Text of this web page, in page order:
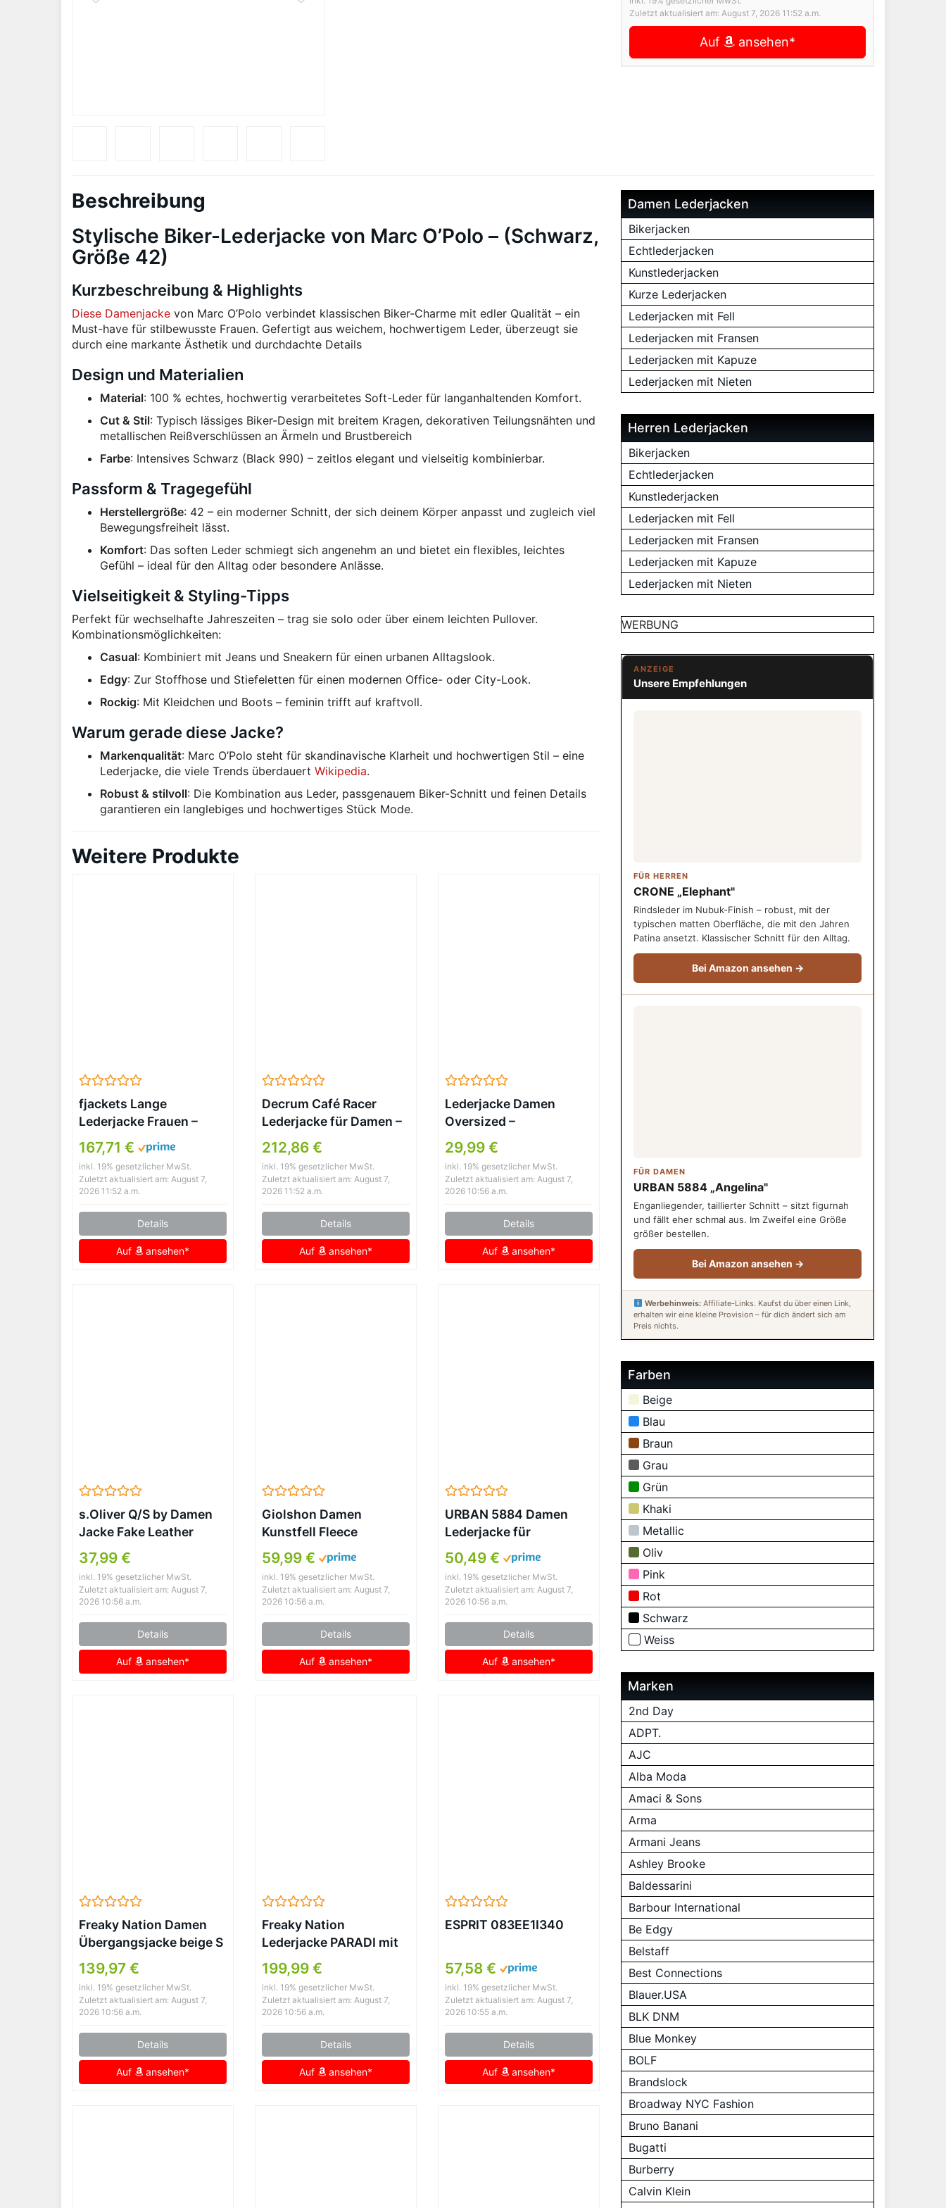
Zuletzt aktualisiert am: August 7, 2026 11:52 a.m.
Auf ansehen*
Beschreibung
Stylische Biker-Lederjacke von Marc O’Polo – (Schwarz,
Größe 42)
Kurzbeschreibung & Highlights
Diese Damenjacke von Marc O’Polo verbindet klassischen Biker-Charme mit edler Qualität – ein
Must-have für stilbewusste Frauen. Gefertigt aus weichem, hochwertigem Leder, überzeugt sie
durch eine markante Ästhetik und durchdachte Details
Design und Materialien
Material: 100 % echtes, hochwertig verarbeitetes Soft-Leder für langanhaltenden Komfort.
Cut & Stil: Typisch lässiges Biker-Design mit breitem Kragen, dekorativen Teilungsnähten und
metallischen Reißverschlüssen an Ärmeln und Brustbereich
Farbe: Intensives Schwarz (Black 990) – zeitlos elegant und vielseitig kombinierbar.
Passform & Tragegefühl
Herstellergröße: 42 – ein moderner Schnitt, der sich deinem Körper anpasst und zugleich viel
Bewegungsfreiheit lässt.
Komfort: Das soften Leder schmiegt sich angenehm an und bietet ein flexibles, leichtes
Gefühl – ideal für den Alltag oder besondere Anlässe.
Vielseitigkeit & Styling-Tipps
Perfekt für wechselhafte Jahreszeiten – trag sie solo oder über einem leichten Pullover.
Kombinationsmöglichkeiten:
Casual: Kombiniert mit Jeans und Sneakern für einen urbanen Alltagslook.
Edgy: Zur Stoffhose und Stiefeletten für einen modernen Office- oder City-Look.
Rockig: Mit Kleidchen und Boots – feminin trifft auf kraftvoll.
Warum gerade diese Jacke?
Markenqualität: Marc O’Polo steht für skandinavische Klarheit und hochwertigen Stil – eine
Lederjacke, die viele Trends überdauert Wikipedia.
Robust & stilvoll: Die Kombination aus Leder, passgenauem Biker-Schnitt und feinen Details
garantieren ein langlebiges und hochwertiges Stück Mode.
Weitere Produkte
fjackets Lange
Lederjacke Frauen –
Echtes Lammfell Leder
Motorradjacke & Mäntel
für Damen, Victoria
Brown, L
167,71 €
inkl. 19% gesetzlicher MwSt.
Zuletzt aktualisiert am: August 7,
2026 11:52 a.m.
Details
Auf ansehen*
Decrum Café Racer
Lederjacke für Damen –
Lammleder, Schwarz
212,86 €
inkl. 19% gesetzlicher MwSt.
Zuletzt aktualisiert am: August 7,
2026 11:52 a.m.
Details
Auf ansehen*
Lederjacke Damen
Oversized –
Motorradjacke
Lederoptik
Softshelljacke
Winddicht
Übergangsjacke
Reverskragen
Sweatjacke Hip Hop
Bikejacke Festlich
29,99 €
inkl. 19% gesetzlicher MwSt.
Zuletzt aktualisiert am: August 7,
2026 10:56 a.m.
Details
Auf ansehen*
s.Oliver Q/S by Damen
Jacke Fake Leather
GREY/BLACK M
37,99 €
inkl. 19% gesetzlicher MwSt.
Zuletzt aktualisiert am: August 7,
2026 10:56 a.m.
Details
Auf ansehen*
Giolshon Damen
Kunstfell Fleece
Kurzmantel Warmer
Flauschiger
Herbstmantel Zottelige
Modische Weiche
Oberbekleidung 3671
Schwarz L
59,99 €
inkl. 19% gesetzlicher MwSt.
Zuletzt aktualisiert am: August 7,
2026 10:56 a.m.
Details
Auf ansehen*
URBAN 5884 Damen
Lederjacke für
Übergrößen KATE,
Mantel für die kurvige
Figur aus echtem
Lammfell,
strapazierfähige
Lederjacke, geeignet für
die Zwischensaison,
Cognac, 48
50,49 €
inkl. 19% gesetzlicher MwSt.
Zuletzt aktualisiert am: August 7,
2026 10:56 a.m.
Details
Auf ansehen*
Freaky Nation Damen
Übergangsjacke beige S
139,97 €
inkl. 19% gesetzlicher MwSt.
Zuletzt aktualisiert am: August 7,
2026 10:56 a.m.
Details
Auf ansehen*
Freaky Nation
Lederjacke PARADI mit
Reverskragen Damen
199,99 €
inkl. 19% gesetzlicher MwSt.
Zuletzt aktualisiert am: August 7,
2026 10:56 a.m.
Details
Auf ansehen*
ESPRIT 083EE1I340
57,58 €
inkl. 19% gesetzlicher MwSt.
Zuletzt aktualisiert am: August 7,
2026 10:55 a.m.
Details
Auf ansehen*
Damen Lederjacken
Bikerjacken
Echtlederjacken
Kunstlederjacken
Kurze Lederjacken
Lederjacken mit Fell
Lederjacken mit Fransen
Lederjacken mit Kapuze
Lederjacken mit Nieten
Herren Lederjacken
Bikerjacken
Echtlederjacken
Kunstlederjacken
Lederjacken mit Fell
Lederjacken mit Fransen
Lederjacken mit Kapuze
Lederjacken mit Nieten
WERBUNG
ANZEIGE
Unsere Empfehlungen
FÜR HERREN
CRONE „Elephant"
Rindsleder im Nubuk-Finish – robust, mit der
typischen matten Oberfläche, die mit den Jahren
Patina ansetzt. Klassischer Schnitt für den Alltag.
Bei Amazon ansehen →
FÜR DAMEN
URBAN 5884 „Angelina"
Enganliegender, taillierter Schnitt – sitzt figurnah
und fällt eher schmal aus. Im Zweifel eine Größe
größer bestellen.
Bei Amazon ansehen →
Werbehinweis:Affiliate-Links. Kaufst du über einen Link,
erhalten wir eine kleine Provision – für dich ändert sich am
Preis nichts.
Farben
Beige
Blau
Braun
Grau
Grün
Khaki
Metallic
Oliv
Pink
Rot
Schwarz
Weiss
Marken
2nd Day
ADPT.
AJC
Alba Moda
Amaci & Sons
Arma
Armani Jeans
Ashley Brooke
Baldessarini
Barbour International
Be Edgy
Belstaff
Best Connections
Blauer.USA
BLK DNM
Blue Monkey
BOLF
Brandslock
Broadway NYC Fashion
Bruno Banani
Bugatti
Burberry
Calvin Klein